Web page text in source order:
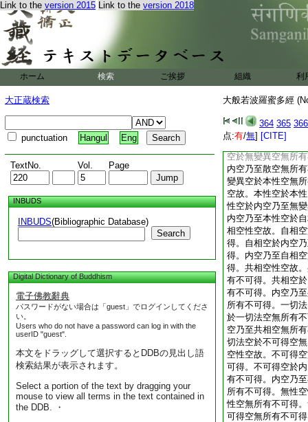
Link to the version 2015 Link to the version 2018
ホーム 検索 ご挨拶 組織 利
大正蔵検索
punctuation Hangul Eng
TextNo. Vol. Page
INBUDS
INBUDS(Bibliographic Database)
Search
Digital Dictionary of Buddhism
電子佛教辭典
パスワードがない場合は「guest」でログインしてくださ
い。
Users who do not have a password can log in with the
userID "guest".
本文をドラッグして選択するとDDBの見出し語
検索結果が表示されます。
Select a portion of the text by dragging your
mouse to view all terms in the text contained in
the DDB. ・
大般若波羅蜜多經
364 365 366
点:有/無] [CITE]
無所有不可得。無
無所有不可得。内
無所有不可得。畢
竟空無所有不可得
際空無所有不可得
於無際空無所有不
至畢竟空無所有不
於散空無所有不可
散空無所有不可得
空無所有不可得。
空無所有不可得。
空於無變異空無所
内空乃至散空無所
變異空於本性空無
空故。本性空於本
性空於内空乃至無
内空乃至本性空於
相空性空故。自相
得。自相空於内空
得。内空乃至自相
得。共相空性空故
有不可得。共相空
有不可得。内空乃
所有不可得。一切
於一切法空無所有
空乃至共相空無所
切法空於不可得空
空性空故。不可得
可得。不可得空於
有不可得。内空乃
所有不可得。無性
性空無所有不可得
可得空無所有不可